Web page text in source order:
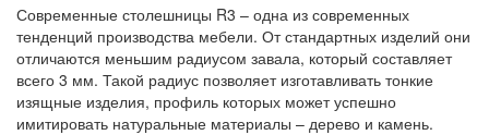
Современные столешницы R3 – одна из современных
тенденций производства мебели. От стандартных изделий они
отличаются меньшим радиусом завала, который составляет
всего 3 мм. Такой радиус позволяет изготавливать тонкие
изящные изделия, профиль которых может успешно
имитировать натуральные материалы – дерево и камень.